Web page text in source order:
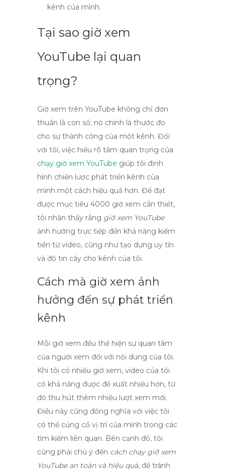
kênh của mình.
Tại sao giờ xem
YouTube lại quan
trọng?
Giờ xem trên YouTube không chỉ đơn
thuần là con số; nó chính là thước đo
cho sự thành công của một kênh. Đối
với tôi, việc hiểu rõ tầm quan trọng của
chạy giờ xem YouTube giúp tôi định
hình chiến lược phát triển kênh của
mình một cách hiệu quả hơn. Để đạt
được mục tiêu 4000 giờ xem cần thiết,
tôi nhận thấy rằng giờ xem YouTube
ảnh hưởng trực tiếp đến khả năng kiếm
tiền từ video, cũng như tạo dựng uy tín
và độ tin cậy cho kênh của tôi.
Cách mà giờ xem ảnh
hưởng đến sự phát triển
kênh
Mỗi giờ xem đều thể hiện sự quan tâm
của người xem đối với nội dung của tôi.
Khi tôi có nhiều giờ xem, video của tôi
có khả năng được đề xuất nhiều hơn, từ
đó thu hút thêm nhiều lượt xem mới.
Điều này cũng đồng nghĩa với việc tôi
có thể củng cố vị trí của mình trong các
tìm kiếm liên quan. Bên cạnh đó, tôi
cũng phải chú ý đến cách chạy giờ xem
YouTube an toàn và hiệu quả, để tránh